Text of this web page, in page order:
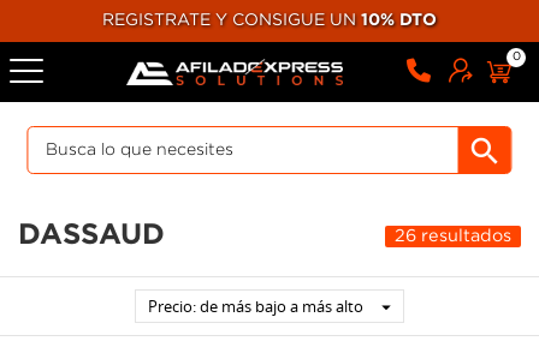
REGISTRATE Y CONSIGUE UN 10% DTO
0
DASSAUD 26 resultados
Precio: de más bajo a más alto 